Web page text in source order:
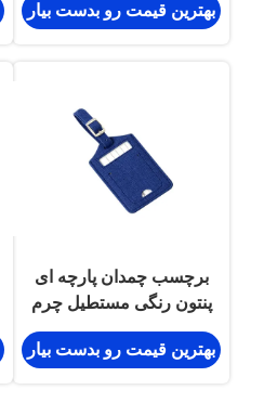
بهترین قیمت رو بدست بیار
برچسب چمدان پارچه ای
پنتون رنگی مستطیل چرم
مسافرتی پو
بهترین قیمت رو بدست بیار